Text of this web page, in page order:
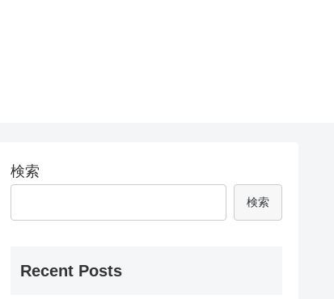
検索
検索
Recent Posts